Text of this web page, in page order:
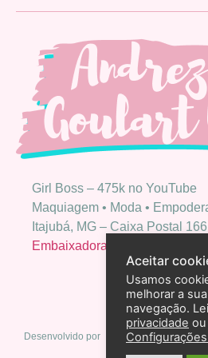
Girl Boss – 475k no YouTube
Maquiagem • Moda •
Itajubá, MG – Caixa Postal
Embaixadora Bio Extratus
Desenvolvido por
Aceitar
Usamos
melhorar a
navegação.
privacidade